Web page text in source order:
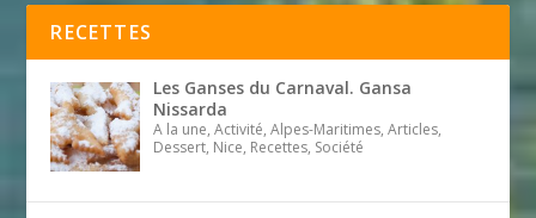
RECETTES
Les Ganses du Carnaval. Gansa
Nissarda
A la une, Activité, Alpes-Maritimes, Articles,
Dessert, Nice, Recettes, Société